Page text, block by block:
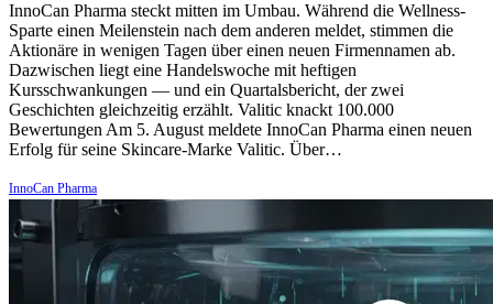
InnoCan Pharma steckt mitten im Umbau. Während die Wellness-
Sparte einen Meilenstein nach dem anderen meldet, stimmen die
Aktionäre in wenigen Tagen über einen neuen Firmennamen ab.
Dazwischen liegt eine Handelswoche mit heftigen
Kursschwankungen — und ein Quartalsbericht, der zwei
Geschichten gleichzeitig erzählt. Valitic knackt 100.000
Bewertungen Am 5. August meldete InnoCan Pharma einen neuen
Erfolg für seine Skincare-Marke Valitic. Über…
InnoCan Pharma